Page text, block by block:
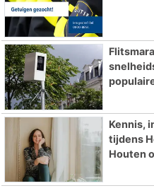
Kennis,
tijdens
Houten